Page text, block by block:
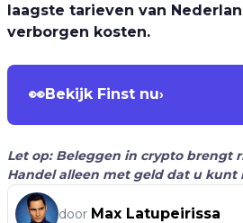
laagste tarieven van
verborgen kosten.
👀Bekijk Finst nu›
Let op: Beleggen in crypto brengt
Handel alleen met geld dat u kunt
door Max Latupeirissa